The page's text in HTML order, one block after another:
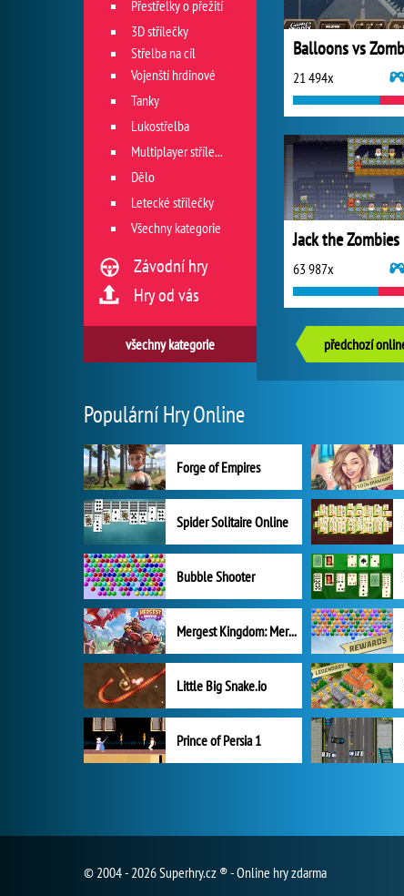
21 494x
Jack the Zombies
63 987x
předchozí
Přestřelky o přežití
3D střílečky
Střelba na cíl
Vojenští hrdinové
Tanky
Lukostřelba
Multiplayer střílečky
Dělo
Letecké střílečky
Všechny kategorie
Závodní hry
Hry od vás
všechny kategorie
Populární Hry Online
Forge of Empires
Spider Solitaire Online
Bubble Shooter
Mergest Kingdom: Merge Puzzle
Little Big Snake.io
Prince of Persia 1
© 2004 - 2026 Superhry.cz ® - Online hry zdarma